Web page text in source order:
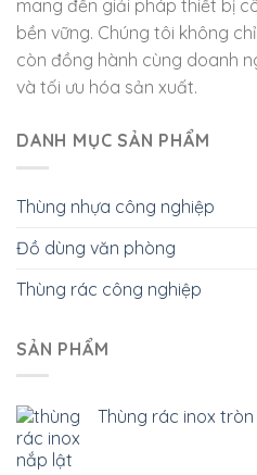
mang đến giải pháp thiết bị
bền vững. Chúng tôi không
còn đồng hành cùng doanh
và tối ưu hóa sản xuất.
DANH MỤC SẢN PHẨM
Thùng nhựa công nghiệp
Đồ dùng văn phòng
Thùng rác công nghiệp
SẢN PHẨM
Thùng rác inox